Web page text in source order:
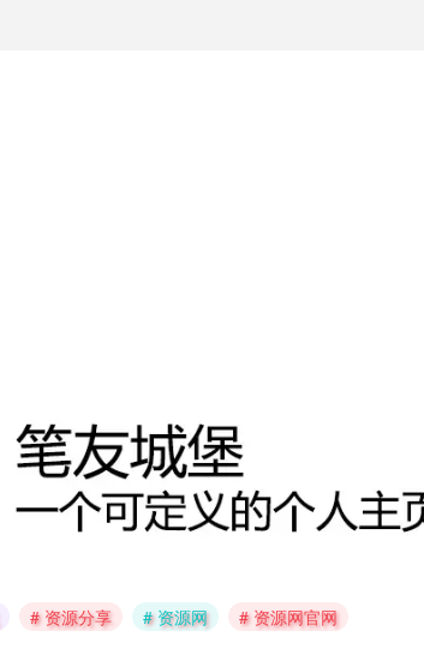
# 资源分享 # 资源网 # 资源网官网